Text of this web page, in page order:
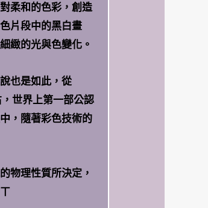
柔和的色彩，創造
片段中的黑白畫
緻的光與色變化。
也是如此，從
世界上第一部公認
，隨著彩色技術的
物理性質所決定，